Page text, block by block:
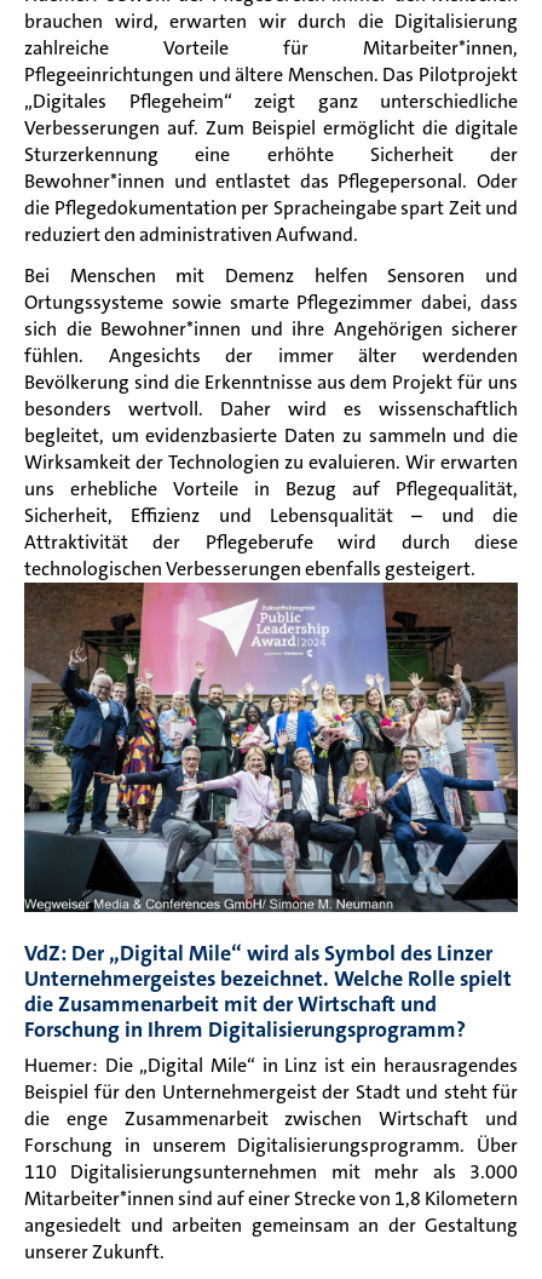
brauchen wird, erwarten wir durch die Digitalisierung
zahlreiche Vorteile für Mitarbeiter*innen,
Pflegeeinrichtungen und ältere Menschen. Das Pilotprojekt
„Digitales Pflegeheim“ zeigt ganz unterschiedliche
Verbesserungen auf. Zum Beispiel ermöglicht die digitale
Sturzerkennung eine erhöhte Sicherheit der
Bewohner*innen und entlastet das Pflegepersonal. Oder
die Pflegedokumentation per Spracheingabe spart Zeit und
reduziert den administrativen Aufwand.
Bei Menschen mit Demenz helfen Sensoren und
Ortungssysteme sowie smarte Pflegezimmer dabei, dass
sich die Bewohner*innen und ihre Angehörigen sicherer
fühlen. Angesichts der immer älter werdenden
Bevölkerung sind die Erkenntnisse aus dem Projekt für uns
besonders wertvoll. Daher wird es wissenschaftlich
begleitet, um evidenzbasierte Daten zu sammeln und die
Wirksamkeit der Technologien zu evaluieren. Wir erwarten
uns erhebliche Vorteile in Bezug auf Pflegequalität,
Sicherheit, Effizienz und Lebensqualität – und die
Attraktivität der Pflegeberufe wird durch diese
technologischen Verbesserungen ebenfalls gesteigert.
VdZ: Der „Digital Mile“ wird als Symbol des Linzer
Unternehmergeistes bezeichnet. Welche Rolle spielt
die Zusammenarbeit mit der Wirtschaft und
Forschung in Ihrem Digitalisierungsprogramm?
Huemer: Die „Digital Mile“ in Linz ist ein herausragendes
Beispiel für den Unternehmergeist der Stadt und steht für
die enge Zusammenarbeit zwischen Wirtschaft und
Forschung in unserem Digitalisierungsprogramm. Über
110 Digitalisierungsunternehmen mit mehr als 3.000
Mitarbeiter*innen sind auf einer Strecke von 1,8 Kilometern
angesiedelt und arbeiten gemeinsam an der Gestaltung
unserer Zukunft.